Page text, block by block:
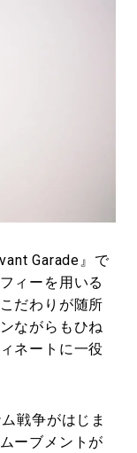
Garade』で
ィーを用いる
だわりが随所
ながらもひね
ネートに一役
戦争がはじま
ーブメントが